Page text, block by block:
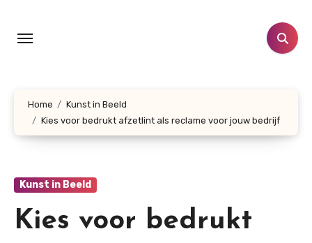
inhoud
Home
Kunst in Beeld
Kies voor bedrukt afzetlint als reclame voor jouw bedrijf
Kunst in Beeld
Kies voor bedrukt